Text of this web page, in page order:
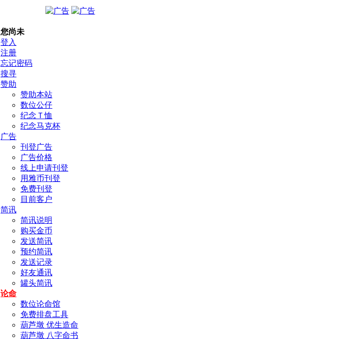
您尚未
登入
注册
忘记密码
搜寻
赞助
赞助本站
数位公仔
纪念Ｔ恤
纪念马克杯
广告
刊登广告
广告价格
线上申请刊登
用雅币刊登
免费刊登
目前客户
简讯
简讯说明
购买金币
发送简讯
预约简讯
发送记录
好友通讯
罐头简讯
论命
数位论命馆
免费排盘工具
葫芦墩 优生造命
葫芦墩 八字命书